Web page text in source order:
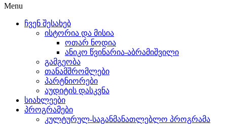
Menu
ჩვენ შესახებ
ისტორია და მისია
ოთარ ნოდია
ანიკო წვინარია-აბრამიშვილი
გამგეობა
თანამშრომლები
პარტნიორები
აუდიტის დასკვნა
სიახლეები
პროგრამები
კულტურულ-საგანმანათლებლო პროგრამა